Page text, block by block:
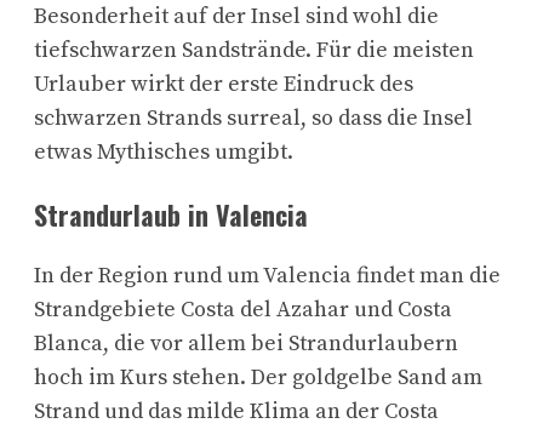
Besonderheit auf der Insel sind wohl die
tiefschwarzen Sandstrände. Für die meisten
Urlauber wirkt der erste Eindruck des
schwarzen Strands surreal, so dass die Insel
etwas Mythisches umgibt.
Strandurlaub in Valencia
In der Region rund um Valencia findet man die
Strandgebiete Costa del Azahar und Costa
Blanca, die vor allem bei Strandurlaubern
hoch im Kurs stehen. Der goldgelbe Sand am
Strand und das milde Klima an der Costa